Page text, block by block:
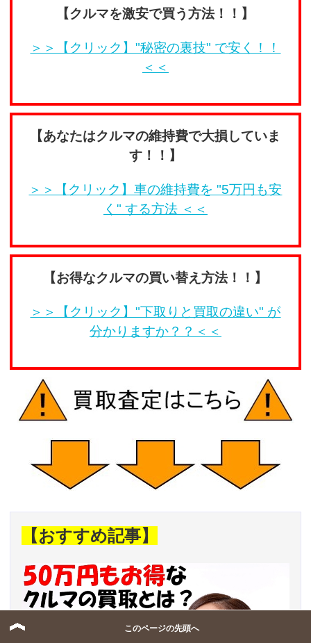
【クルマを激安で買う方法！！】
＞＞【クリック】"秘密の裏技" で安く！！
＜＜
【あなたはクルマの維持費で大損していま
す！！】
＞＞【クリック】車の維持費を "5万円も安
く" する方法 ＜＜
【お得なクルマの買い替え方法！！】
＞＞【クリック】"下取りと買取の違い" が
分かりますか？？＜＜
【おすすめ記事】
このページの先頭へ